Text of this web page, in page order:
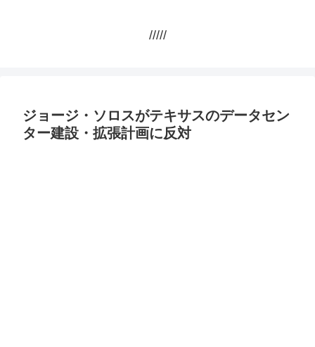
/////
ジョージ・ソロスがテキサスのデータセン
ター建設・拡張計画に反対